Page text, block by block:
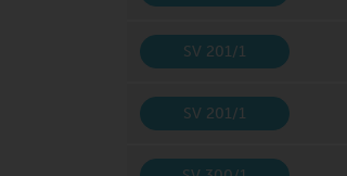
SV 201/1
SV 201/1